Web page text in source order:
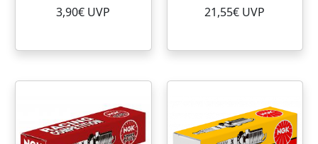
3,90€ UVP 21,55€ UVP